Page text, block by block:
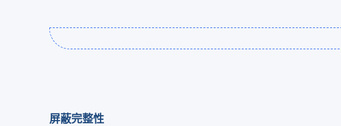
屏蔽完整性